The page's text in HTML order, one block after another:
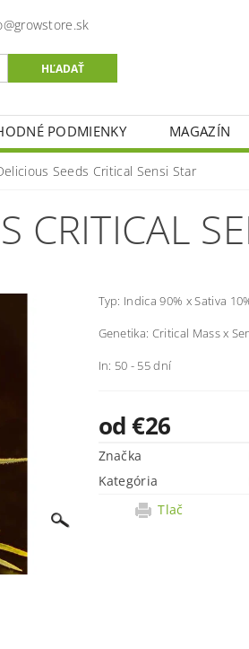
PODMIENKY MAGAZÍN
Seeds Critical Sensi Star
CRITICAL
Typ: Indica 90% x Sativa
Genetika: Critical Mass x
In: 50 - 55 dní
od €26
Značka
Kategória
Tlač